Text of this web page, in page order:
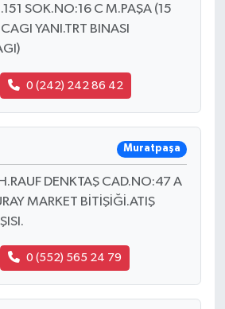
SOK.NO:16 C M.PAŞA (15
YANI.TRT BINASI
0 (242) 242 86 42
Muratpaşa
DENKTAŞ CAD.NO:47 A
MARKET BİTİŞİĞİ.ATIŞ
0 (552) 565 24 79